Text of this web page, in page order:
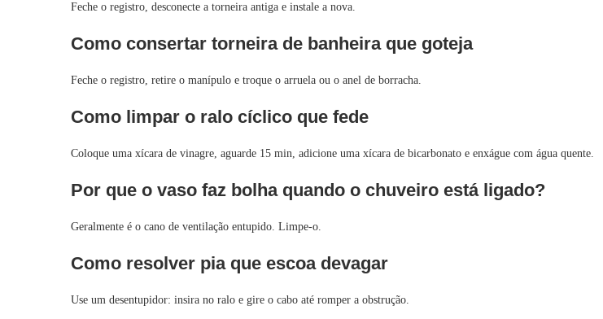
Feche o registro, desconecte a torneira antiga e instale a nova.
Como consertar torneira de banheira que goteja
Feche o registro, retire o manípulo e troque o arruela ou o anel de borracha.
Como limpar o ralo cíclico que fede
Coloque uma xícara de vinagre, aguarde 15 min, adicione uma xícara de bicarbonato e enxágue com água quente.
Por que o vaso faz bolha quando o chuveiro está ligado?
Geralmente é o cano de ventilação entupido. Limpe-o.
Como resolver pia que escoa devagar
Use um desentupidor: insira no ralo e gire o cabo até romper a obstrução.